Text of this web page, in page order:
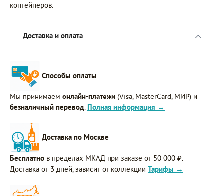
контейнеров.
Доставка и оплата
Способы оплаты
Мы принимаем онлайн-платежи (Visa, MasterCard, МИР) и
безналичный перевод. Полная информация →
Доставка по Москве
Бесплатно в пределах МКАД при заказе от 50 000 ₽.
Доставка от 3 дней, зависит от коллекции Тарифы →